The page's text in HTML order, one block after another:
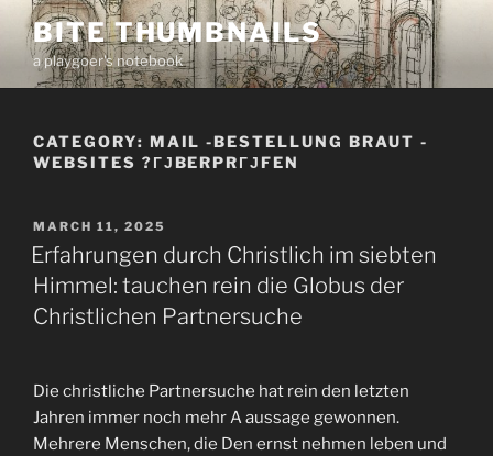
Skip
content
BITE THUMBNAILS
a playgoer's notebook
CATEGORY: MAIL -BESTELLUNG BRAUT -
WEBSITES ?ГЈBERPRГЈFEN
POSTED
ON
MARCH 11, 2025
Erfahrungen durch Christlich im siebten
Himmel: tauchen rein die Globus der
Christlichen Partnersuche
Die christliche Partnersuche hat rein den letzten
Jahren immer noch mehr A aussage gewonnen.
Mehrere Menschen, die Den ernst nehmen leben und